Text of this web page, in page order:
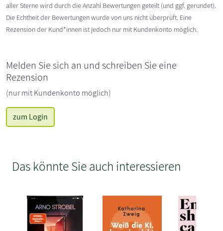
aller Sterne wird durch die Anzahl Bewertungen geteilt (und ggf. gerundet).
Die Echtheit der Bewertungen wurde von uns nicht überprüft. Eine
Rezension der Kund*innen ist jedoch nur mit Kundenkonto möglich.
Melden Sie sich an und schreiben Sie eine
Rezension
(nur mit Kundenkonto möglich)
zum Login
Das könnte Sie auch interessieren